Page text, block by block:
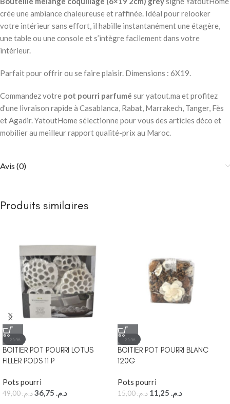
crée une ambiance chaleureuse et raffinée. Idéal pour relooker
votre intérieur sans effort, il habille instantanément une étagère,
une table ou une console et s’intègre facilement dans votre
intérieur.
Parfait pour offrir ou se faire plaisir. Dimensions : 6X19.
Commandez votre pot pourri parfumé sur yatout.ma et profitez
d’une livraison rapide à Casablanca, Rabat, Marrakech, Tanger, Fès
et Agadir. YatoutHome sélectionne pour vous des articles déco et
mobilier au meilleur rapport qualité-prix au Maroc.
Avis (0)
Produits similaires
-25%
BOITIER POT POURRI LOTUS
FILLER PODS 11 P
Pots pourri
د.م.49,00 د.م.
-25%
BOITIER POT POURRI BLANC
120G
Pots pourri
د.م.15,00 د.م.